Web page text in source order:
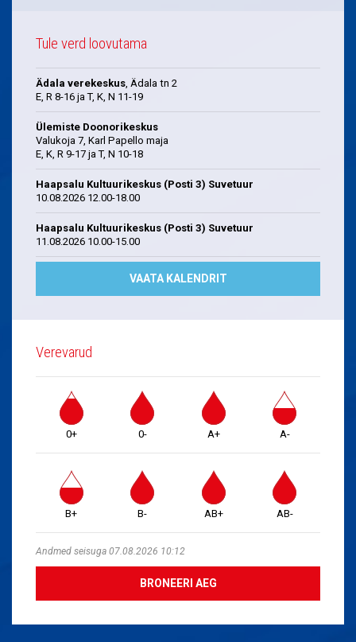
Tule verd loovutama
Ädala verekeskus , Ädala tn 2
E, R 8-16 ja T, K, N 11-19
Ülemiste Doonorikeskus
Valukoja 7, Karl Papello maja
E, K, R 9-17 ja T, N 10-18
Haapsalu Kultuurikeskus (Posti 3) Suvetuur
10.08.2026 12.00-18.00
Haapsalu Kultuurikeskus (Posti 3) Suvetuur
11.08.2026 10.00-15.00
VAATA KALENDRIT
Verevarud
0+ 0- A+ A-
B+ B- AB+ AB-
Andmed seisuga 07.08.2026 10:12
BRONEERI AEG